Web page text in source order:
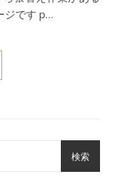
ジです p…
検索